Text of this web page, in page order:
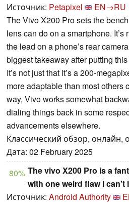
Источник: Petapixel
EN→RU
The Vivo X200 Pro sets the
lens can do on a smartphone. It’s
the lead on a phone’s rear
biggest takeaway after putting
It’s not just that it’s a 200-
more adaptable than most others
way, Vivo works somewhat
dialing things back in some
advancements elsewhere.
Классический обзор,
Дата: 02 February 2025
80% The vivo X200 Pro is a
with one weird flaw I can't
Источник: Android Authority